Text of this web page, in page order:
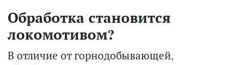
Обработка становится
локомотивом?
В отличие от горнодобывающей,